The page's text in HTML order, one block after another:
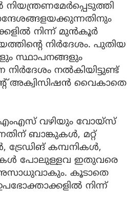
നിന്ന് മുന്‍കൂര്‍
നിര്‍ദേശം. പുതിയ
സ്ഥാപനങ്ങളും
നൽകിയിട്ടുണ്ട്
അക്വിസിഷന്‍ വൈകാതെ
വഴിയും വോയ്‌സ്
ബാങ്കുകള്‍, മറ്റ്
കമ്പനികള്‍,
പോലുള്ളവ ഇതുവരെ
കൂടാതെ
നിന്ന്